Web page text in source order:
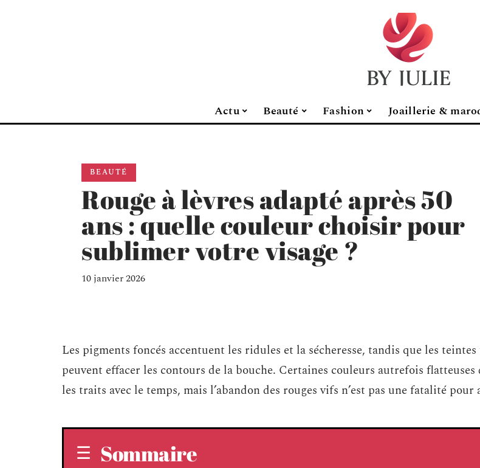
Actu Beauté Fashion Joaillerie &
BEAUTÉ
Rouge à lèvres adapté après 50
ans : quelle couleur choisir pour
sublimer votre visage ?
10 janvier 2026
Les pigments foncés accentuent les ridules et la sécheresse, tandis que les
peuvent effacer les contours de la bouche. Certaines couleurs autrefois
les traits avec le temps, mais l’abandon des rouges vifs n’est pas une fatalité pour
Sommaire